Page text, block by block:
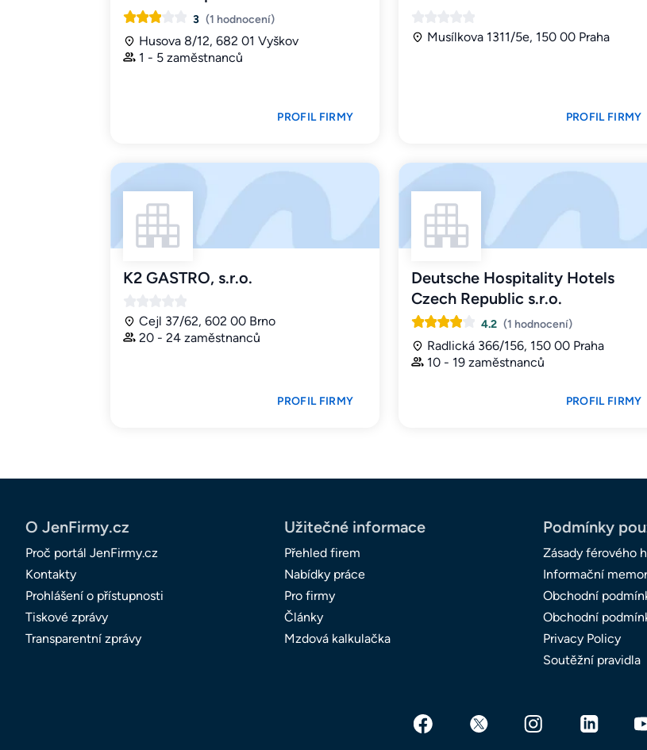
3 (1 hodnocení)
Husova 8/12, 682 01 Vyškov
1 - 5 zaměstnanců
PROFIL FIRMY
Musílkova 1311/5e, 150 00 Praha
PROFIL FIRMY
K2 GASTRO, s.r.o.
Cejl 37/62, 602 00 Brno
20 - 24 zaměstnanců
PROFIL FIRMY
Deutsche Hospitality Hotels
Czech Republic s.r.o.
4.2 (1 hodnocení)
Radlická 366/156, 150 00 Praha
10 - 19 zaměstnanců
PROFIL FIRMY
O JenFirmy.cz
Proč portál JenFirmy.cz
Kontakty
Prohlášení o přístupnosti
Tiskové zprávy
Transparentní zprávy
Užitečné informace
Přehled firem
Nabídky práce
Pro firmy
Články
Mzdová kalkulačka
Podmínky
Zásady férového
Informační
Obchodní
Obchodní
Privacy Policy
Soutěžní pravidla